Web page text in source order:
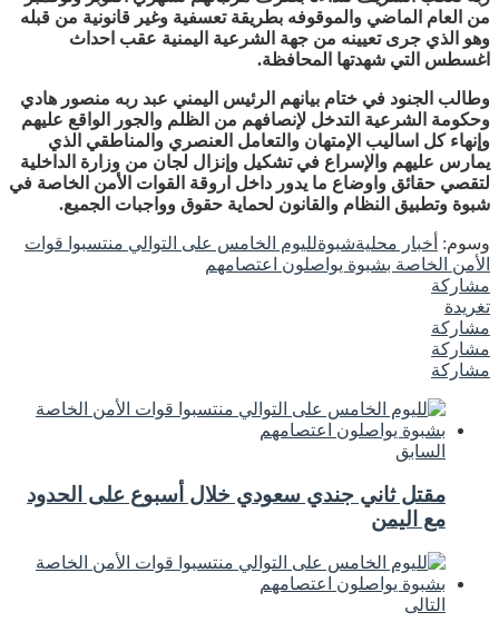
من العام الماضي والموقوفه بطريقة تعسفية وغير قانونية من قبله
وهو الذي جرى تعيينه من جهة الشرعية اليمنية عقب احداث
اغسطس التي شهدتها المحافظة.
وطالب الجنود في ختام بيانهم الرئيس اليمني عبد ربه منصور هادي
وحكومة الشرعية التدخل لإنصافهم من الظلم والجور الواقع عليهم
وإنهاء كل اساليب الإمتهان والتعامل العنصري والمناطقي الذي
يمارس عليهم والإسراع في تشكيل وإنزال لجان من وزارة الداخلية
لتقصي حقائق واوضاع ما يدور داخل اروقة القوات الأمن الخاصة في
شبوة وتطبيق النظام والقانون لحماية حقوق وواجبات الجميع.
وسوم: أخبار محليةشبوةلليوم الخامس على التوالي منتسبوا قوات
الأمن الخاصة بشبوة يواصلون اعتصامهم
مشاركة
تغريدة
مشاركة
مشاركة
مشاركة
السابق
مقتل ثاني جندي سعودي خلال أسبوع على الحدود
مع اليمن
التالى